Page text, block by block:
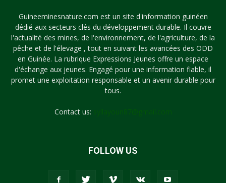
Guineeminesnature.com est un site d'information guinéen
dédié aux secteurs clés du développement durable. Il couvre
l'actualité des mines, de l'environnement, de l'agriculture, de la
pêche et de l'élevage , tout en suivant les avancées des ODD
en Guinée. La rubrique Expressions Jeunes offre un espace
d'échange aux jeunes. Engagé pour une information fiable, il
promet une exploitation responsable et un avenir durable pour
tous.
Contact us:
FOLLOW US